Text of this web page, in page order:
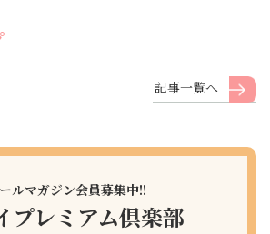
記事一覧へ
ルマガジン会員募集中!!
プレミアム倶楽部